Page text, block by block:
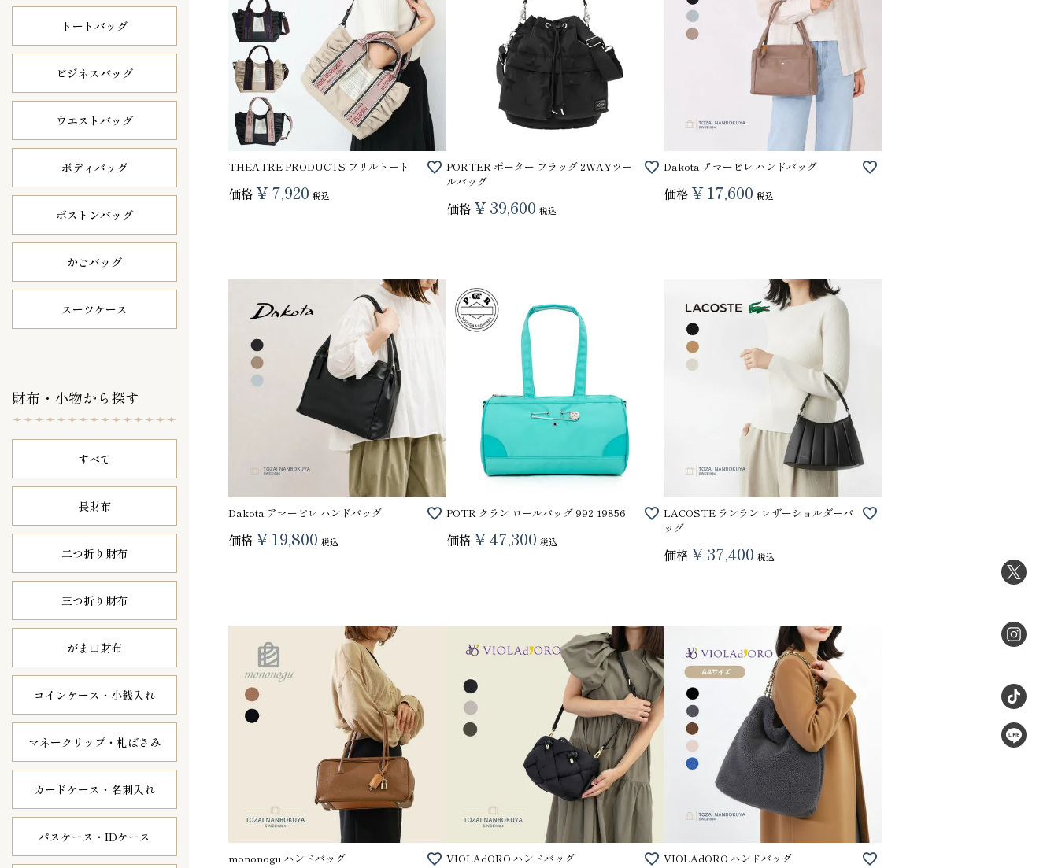
トートバッグ
ビジネスバッグ
ウエストバッグ
ボディバッグ
ボストンバッグ
かごバッグ
スーツケース
財布・小物から探す
すべて
長財布
二つ折り財布
三つ折り財布
がま口財布
コインケース・ 小銭入れ
マネークリップ・ 札ばさみ
カードケース・ 名刺入れ
パスケース・ IDケース
THEATRE PRODUCTS フリルトート
価格 ¥ 7,920 税込
PORTER ポーター フラッグ 2WAYツー
ルバッグ
価格 ¥ 39,600 税込
Dakota アマービレ ハンドバッグ
価格 ¥17,600 税込
Dakota アマービレ ハンドバッグ
価格 ¥ 19,800 税込
POTR クラン ロールバッグ 992-19856
価格 ¥47,300 税込
LACOSTE ランラン レザーショルダーバ
ッグ
価格 ¥37,400 税込
mononogu ハンドバッグ VIOLAdORO ハンドバッグ VIOLAdORO ハンドバッグ